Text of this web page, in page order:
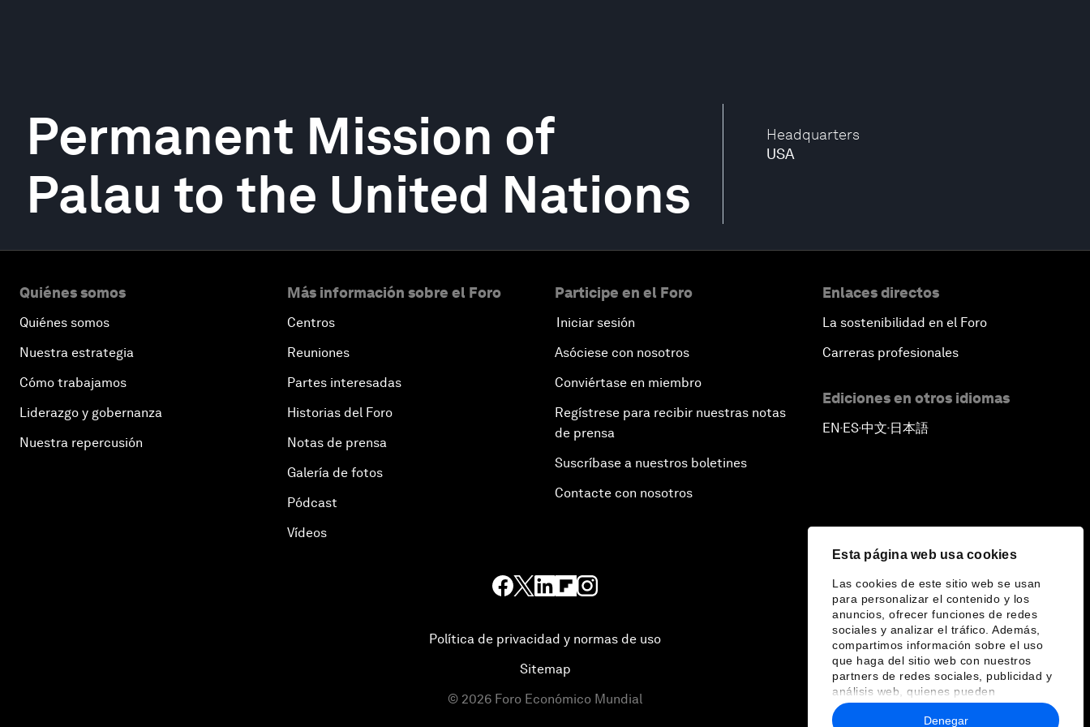
Esta página web usa cookies
Las cookies de este sitio web se usan
para personalizar el contenido y los
anuncios, ofrecer funciones de redes
sociales y analizar el tráfico. Además,
compartimos información sobre el uso
que haga del sitio web con nuestros
partners de redes sociales, publicidad y
análisis web, quienes pueden
combinarla con otra información que les
haya proporcionado o que hayan
Denegar
Headquarters
USA
Permanent Mission of
Palau to the United Nations
Quiénes somos
Quiénes somos
Nuestra estrategia
Cómo trabajamos
Liderazgo y gobernanza
Nuestra repercusión
Más información sobre el Foro
Centros
Reuniones
Partes interesadas
Historias del Foro
Notas de prensa
Galería de fotos
Pódcast
Vídeos
Participe en el Foro
Iniciar sesión
Asóciese con nosotros
Conviértase en miembro
Regístrese para recibir nuestras notas
de prensa
Suscríbase a nuestros boletines
Contacte con nosotros
Enlaces directos
La sostenibilidad en el Foro
Carreras profesionales
Ediciones en otros idiomas
EN▪ES▪中文▪ 日本語
Política de privacidad y normas de uso
Sitemap
© 2026 Foro Económico Mundial